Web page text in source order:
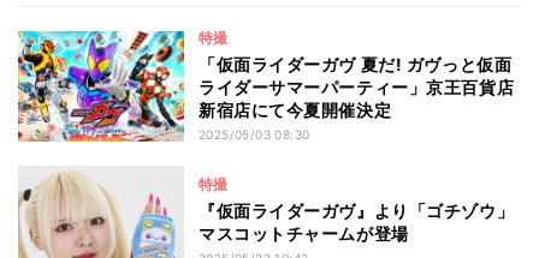
特撮
「仮面ライダーガヴ 夏だ! ガヴっと仮面
ライダーサマーパーティー」京王百貨店
新宿店にて今夏開催決定
2025/05/03 08:30
特撮
『仮面ライダーガヴ』より「ゴチゾウ」
マスコットチャームが登場